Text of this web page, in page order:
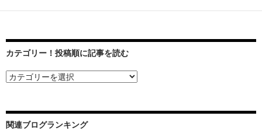
ゲ
シ
ョ
カテゴリー！投稿順に記事を読む
関連ブログランキング